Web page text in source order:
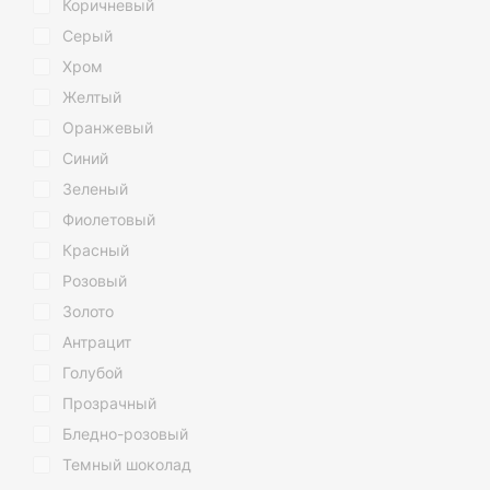
Коричневый
Серый
Хром
Желтый
Оранжевый
Синий
Зеленый
Фиолетовый
Красный
Розовый
Золото
Антрацит
Голубой
Прозрачный
Бледно-розовый
Темный шоколад